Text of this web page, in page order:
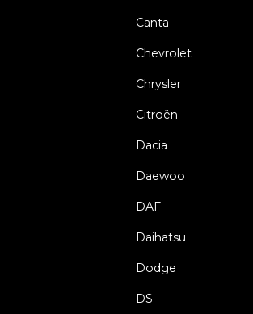
Canta
Chevrolet
Chrysler
Citroën
Dacia
Daewoo
DAF
Daihatsu
Dodge
DS